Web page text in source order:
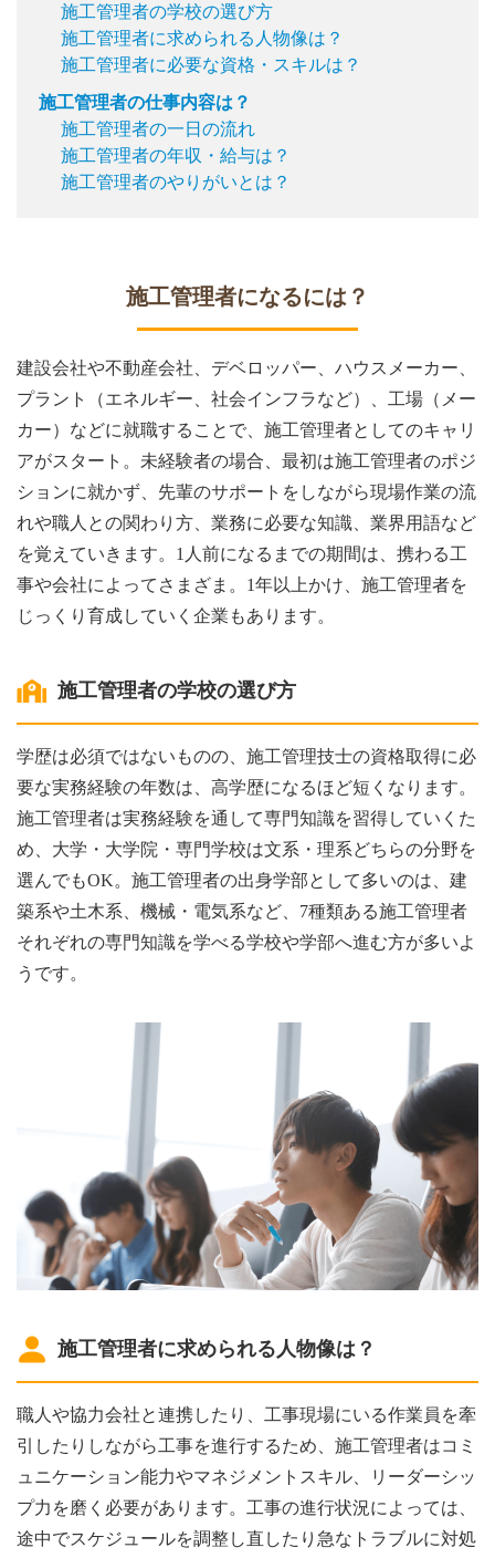
施工管理者の学校の選び方
施工管理者に求められる人物像は？
施工管理者に必要な資格・スキルは？
施工管理者の仕事内容は？
施工管理者の一日の流れ
施工管理者の年収・給与は？
施工管理者のやりがいとは？
施工管理者になるには？
建設会社や不動産会社、デベロッパー、ハウスメーカー、
プラント（エネルギー、社会インフラなど）、工場（メー
カー）などに就職することで、施工管理者としてのキャリ
アがスタート。未経験者の場合、最初は施工管理者のポジ
ションに就かず、先輩のサポートをしながら現場作業の流
れや職人との関わり方、業務に必要な知識、業界用語など
を覚えていきます。1人前になるまでの期間は、携わる工
事や会社によってさまざま。1年以上かけ、施工管理者を
じっくり育成していく企業もあります。
施工管理者の学校の選び方
学歴は必須ではないものの、施工管理技士の資格取得に必
要な実務経験の年数は、高学歴になるほど短くなります。
施工管理者は実務経験を通して専門知識を習得していくた
め、大学・大学院・専門学校は文系・理系どちらの分野を
選んでもOK。施工管理者の出身学部として多いのは、建
築系や土木系、機械・電気系など、7種類ある施工管理者
それぞれの専門知識を学べる学校や学部へ進む方が多いよ
うです。
施工管理者に求められる人物像は？
職人や協力会社と連携したり、工事現場にいる作業員を牽
引したりしながら工事を進行するため、施工管理者はコミ
ュニケーション能力やマネジメントスキル、リーダーシッ
プ力を磨く必要があります。工事の進行状況によっては、
途中でスケジュールを調整し直したり急なトラブルに対処